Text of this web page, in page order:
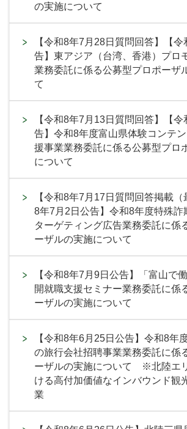
の実施について
【令和8年7月28日質問回答】【
告】東アジア（台湾、香港）プロ
業務委託に係る公募型プロポーザ
て
【令和8年7月13日質問回答】【
告】令和8年度富山県体験コンテ
援事業業務委託に係る公募型プロ
について
【令和8年7月17日質問回答掲載
8年7月2日公告】令和8年度特殊詐
ターゲティング広告業務委託に係
ーザルの実施について
【令和8年7月9日公告】「富山で
開就職支援セミナー業務委託に係
ーザルの実施について
【令和8年6月25日公告】令和8年
の旅行会社招聘事業業務委託に係
ーザルの実施について ※北陸エ
ける高付加価値なインバウンド観
業